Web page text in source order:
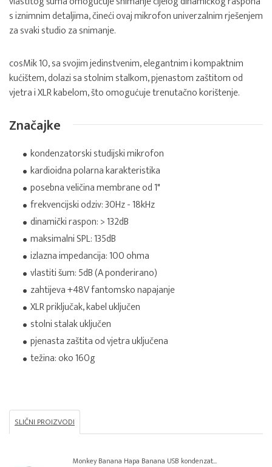
s iznimnim detaljima, čineći ovaj mikrofon univerzalnim rješenjem
za svaki studio za snimanje.
cosMik 10, sa svojim jedinstvenim, elegantnim i kompaktnim
kućištem, dolazi sa stolnim stalkom, pjenastom zaštitom od
vjetra i XLR kabelom, što omogućuje trenutačno korištenje.
Značajke
kondenzatorski studijski mikrofon
kardioidna polarna karakteristika
posebna veličina membrane od 1"
frekvencijski odziv: 30Hz - 18kHz
dinamički raspon: > 132dB
maksimalni SPL: 135dB
izlazna impedancija: 100 ohma
vlastiti šum: 5dB (A ponderirano)
zahtijeva +48V fantomsko napajanje
XLR priključak, kabel uključen
stolni stalak uključen
pjenasta zaštita od vjetra uključena
težina: oko 160g
SLIČNI PROIZVODI
Monkey Banana Hapa Banana USB kondenzat...